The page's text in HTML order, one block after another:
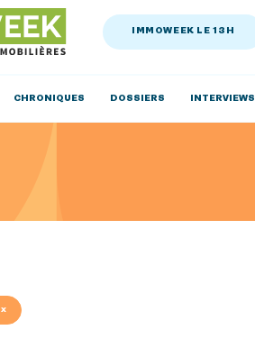
IMMOWEEK LE 13H
CHRONIQUES DOSSIERS INTERVIEWS